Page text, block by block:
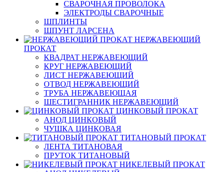
СВАРОЧНАЯ ПРОВОЛОКА
ЭЛЕКТРОДЫ СВАРОЧНЫЕ
ШПЛИНТЫ
ШПУНТ ЛАРСЕНА
НЕРЖАВЕЮЩИЙ
ПРОКАТ
КВАДРАТ НЕРЖАВЕЮЩИЙ
КРУГ НЕРЖАВЕЮЩИЙ
ЛИСТ НЕРЖАВЕЮЩИЙ
ОТВОД НЕРЖАВЕЮЩИЙ
ТРУБА НЕРЖАВЕЮЩАЯ
ШЕСТИГРАННИК НЕРЖАВЕЮЩИЙ
ЦИНКОВЫЙ ПРОКАТ
АНОД ЦИНКОВЫЙ
ЧУШКА ЦИНКОВАЯ
ТИТАНОВЫЙ ПРОКАТ
ЛЕНТА ТИТАНОВАЯ
ПРУТОК ТИТАНОВЫЙ
НИКЕЛЕВЫЙ ПРОКАТ